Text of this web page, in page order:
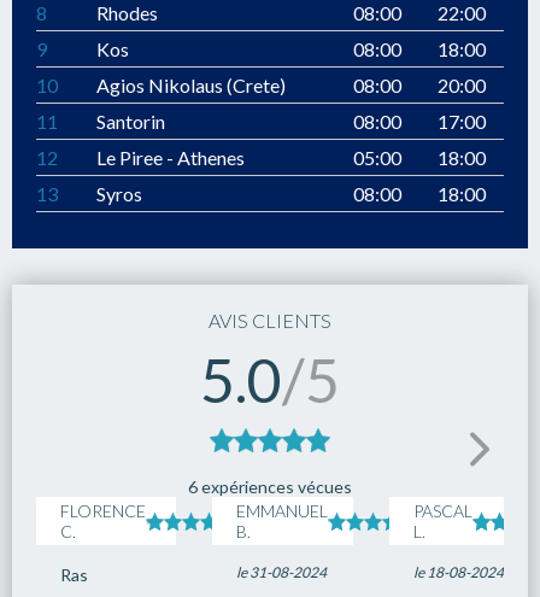
8
Rhodes 08:00
22:00
9
Kos 08:00
18:00
10
Agios Nikolaus (Crete) 08:00
20:00
11
Santorin 08:00
17:00
12
Le Piree - Athenes 05:00
18:00
13
Syros 08:00
18:00
22:00
Le Piree - Athenes 05:00 --:--
AVIS CLIENTS
5.0/5
6 expériences vécues
FLORENCE
C.
Ras
EMMANUEL
B.
le 31-08-2024
PASCAL
L.
le 18-08-2024